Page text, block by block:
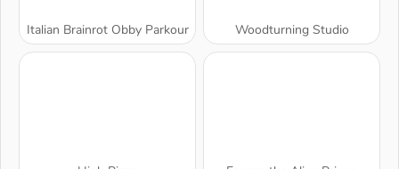
Italian Brainrot Obby Parkour Woodturning Studio